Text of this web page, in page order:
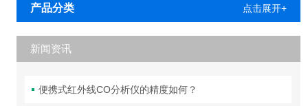
产品分类 点击展开+
新闻资讯
便携式红外线CO分析仪的精度如何？